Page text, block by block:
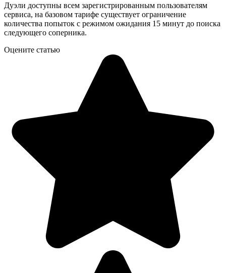
Дуэли доступны всем зарегистрированным пользователям
сервиса, на базовом тарифе существует ограничение
количества попыток с режимом ожидания 15 минут до поиска
следующего соперника.
Оцените статью